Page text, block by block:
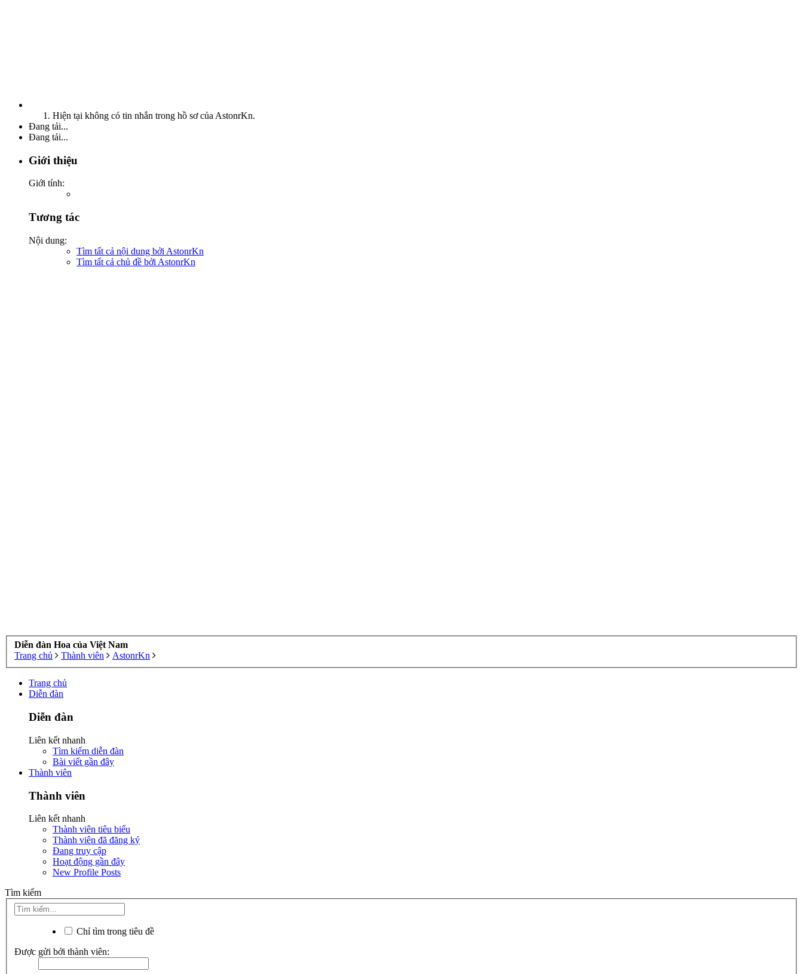
Hiện tại không có tin nhắn trong hồ sơ của AstonrKn.
Đang tải...
Đang tải...
Giới thiệu
Giới tính:
Tương tác
Nội dung:
Tìm tất cả nội dung bởi AstonrKn
Tìm tất cả chủ đề bởi AstonrKn
Diễn đàn Hoa của Việt Nam
Trang chủ
Thành viên AstonrKn
Trang chủ
Diễn đàn
Diễn đàn
Liên kết nhanh
Tìm kiếm diễn đàn
Bài viết gần đây
Thành viên
Thành viên
Liên kết nhanh
Thành viên tiêu biểu
Thành viên đã đăng ký
Đang truy cập
Hoạt động gần đây
New Profile Posts
Tìm kiếm
Chỉ tìm trong tiêu đề
Được gửi bởi thành viên: